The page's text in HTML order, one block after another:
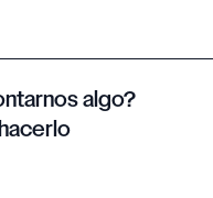
algo?